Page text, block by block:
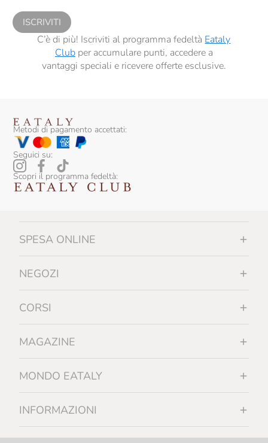
ISCRIVITI
C’è di più! Iscriviti al programma fedeltà Eataly
Clubper accumulare punti, accedere a
vantaggi speciali e ricevere offerte esclusive.
Metodi di pagamento accettati:
Seguici su:
Scopri il programma fedeltà:
SPESA ONLINE
NEGOZI
CORSI
MAGAZINE
MONDO EATALY
INFORMAZIONI